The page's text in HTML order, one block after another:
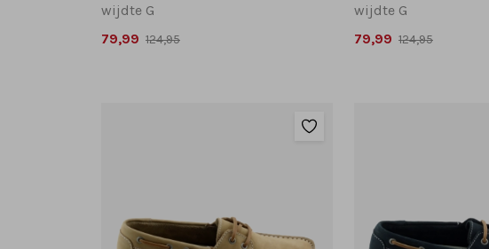
wijdte G
79,99 124,95
wijdte G
79,99 124,95